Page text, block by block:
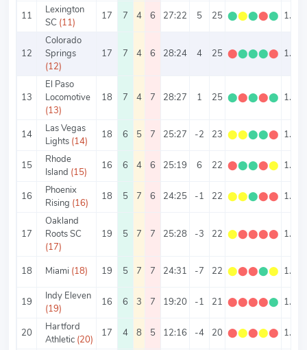
11
Lexington
SC (11)
17 7 4 6 27:22 5 25 ⬤⬤⬤⬤⬤ 1.47
12
Colorado
Springs
(12)
17 7 4 6 28:24 4 25 ⬤⬤⬤⬤⬤ 1.47
13
El Paso
Locomotive
(13)
18 7 4 7 28:27 1 25 ⬤⬤⬤⬤⬤ 1.39
14
Las Vegas
Lights (14)
18 6 5 7 25:27 -2 23 ⬤⬤⬤⬤⬤ 1.28
15
Rhode
Island (15)
16 6 4 6 25:19 6 22 ⬤⬤⬤⬤⬤ 1.38
16
Phoenix
Rising (16)
18 5 7 6 24:25 -1 22 ⬤⬤⬤⬤⬤ 1.22
17
Oakland
Roots SC
(17)
19 5 7 7 25:28 -3 22 ⬤⬤⬤⬤⬤ 1.16
18 Miami (18) 19 5 7 7 24:31 -7 22 ⬤⬤⬤⬤⬤ 1.16
19
Indy Eleven
(19)
16 6 3 7 19:20 -1 21 ⬤⬤⬤⬤⬤ 1.31
20
Hartford
Athletic (20)
17 4 8 5 12:16 -4 20 ⬤⬤⬤⬤⬤ 1.18